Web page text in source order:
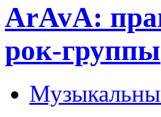
ArAvA:
рок-группы